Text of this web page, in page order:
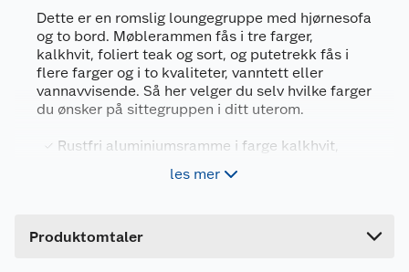
Dette er en romslig loungegruppe med hjørnesofa
og to bord. Møblerammen fås i tre farger,
kalkhvit, foliert teak og sort, og putetrekk fås i
flere farger og i to kvaliteter, vanntett eller
vannavvisende. Så her velger du selv hvilke farger
du ønsker på sittegruppen i ditt uterom.
Rustfri aluminiumsramme i farge kalkhvit,
Mål hjørnesofa montert høyre/venstre
les mer
Produktomtaler